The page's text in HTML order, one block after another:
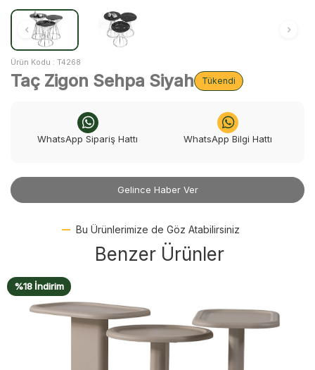
Ürün Kodu : T4268
Taç Zigon Sehpa Siyah Tükendi
WhatsApp Sipariş Hattı WhatsApp Bilgi Hattı
Gelince Haber Ver
Bu Ürünlerimize de Göz Atabilirsiniz
Benzer Ürünler
%18 İndirim